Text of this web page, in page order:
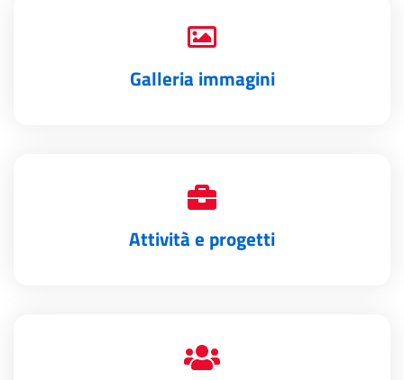
Galleria immagini
Attività e progetti